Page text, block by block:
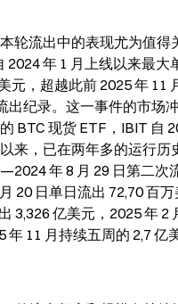
轮流出中的表现尤为值得
2024 年 1 月上线以来最大
元，超越此前 2025 年 11
出纪录。这一事件的市场
BTC 现货 ETF，IBIT 自
来，已在两年多的运行历
年 8 月 29 日第二次
20 日单日流出 72,70 百
3,326 亿美元，2025 年 2
年 11 月持续五周的 2,7 亿